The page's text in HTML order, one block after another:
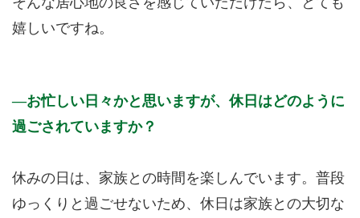
嬉しいですね。
お忙しい日々かと思いますが、休日はどのように
過ごされていますか？
休みの日は、家族との時間を楽しんでいます。普段
ゆっくりと過ごせないため、休日は家族との大切な